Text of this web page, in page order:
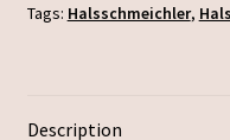
Tags: Halsschmeichler,
Description